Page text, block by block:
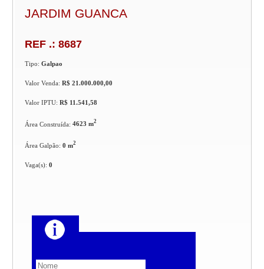
JARDIM GUANCA
REF .: 8687
Tipo:Galpao
Valor Venda:R$ 21.000.000,00
Valor IPTU:R$ 11.541,58
Área Construída:4623 m2
Área Galpão:0 m2
Vaga(s):0